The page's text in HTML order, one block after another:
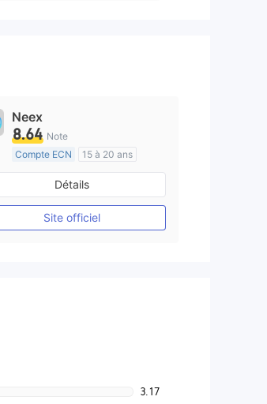
Neex
8.64 Note
Compte ECN
15 à 20 ans
Réglementation de Australie
Market Making (MM)
Etiquette principale MT4
Détails
Site officiel
3.17